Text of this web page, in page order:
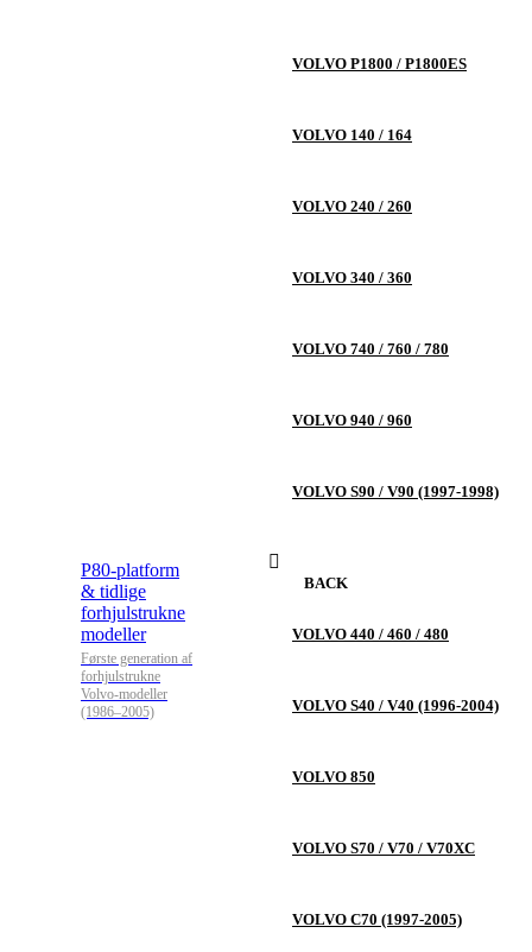
VOLVO P1800 / P1800ES
VOLVO 140 / 164
VOLVO 240 / 260
VOLVO 340 / 360
VOLVO 740 / 760 / 780
VOLVO 940 / 960
VOLVO S90 / V90 (1997-1998)
P80-platform
& tidlige
forhjulstrukne
modeller
Første generation af
forhjulstrukne
Volvo-modeller
(1986–2005)
BACK
VOLVO 440 / 460 / 480
VOLVO S40 / V40 (1996-2004)
VOLVO 850
VOLVO S70 / V70 / V70XC
VOLVO C70 (1997-2005)